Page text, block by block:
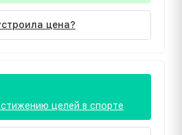
цена?
целей в спорте